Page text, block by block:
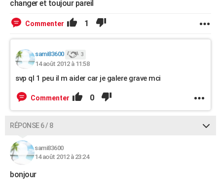
changer et toujour pareil
Commenter 1
sami83600 3
14 août 2012 à 11:58
svp ql 1 peu il m aider car je galere grave mci
Commenter 0
RÉPONSE 6 / 8
sami83600
14 août 2012 à 23:24
bonjour